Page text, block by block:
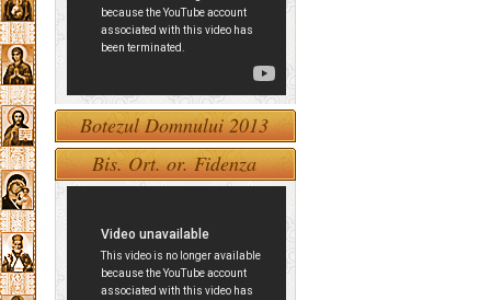
Botezul Domnului 2013
Bis. Ort. or. Fidenza